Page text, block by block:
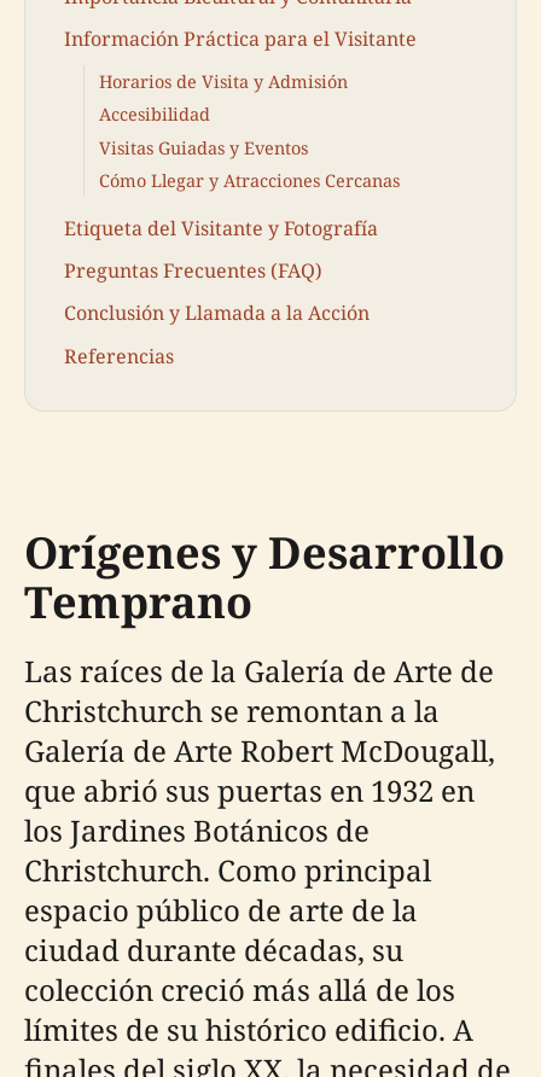
Información Práctica para el Visitante
Horarios de Visita y Admisión
Accesibilidad
Visitas Guiadas y Eventos
Cómo Llegar y Atracciones Cercanas
Etiqueta del Visitante y Fotografía
Preguntas Frecuentes (FAQ)
Conclusión y Llamada a la Acción
Referencias
Orígenes y Desarrollo
Temprano
Las raíces de la Galería de Arte de
Christchurch se remontan a la
Galería de Arte Robert McDougall,
que abrió sus puertas en 1932 en
los Jardines Botánicos de
Christchurch. Como principal
espacio público de arte de la
ciudad durante décadas, su
colección creció más allá de los
límites de su histórico edificio. A